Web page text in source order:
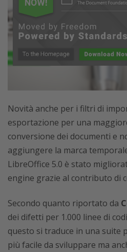
Novità anche per i filtri di
esportazione per una
conversione dei documenti e
aggiungere la marca
LibreOffice 5.0 è stato
engine grazie al contributo di
Secondo quanto riportato da
dei difetti per 1.000 linee di
questo si traduce in una suite
più facile da sviluppare ma